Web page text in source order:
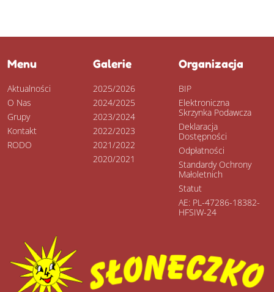
Menu
Aktualności
O Nas
Grupy
Kontakt
RODO
Galerie
2025/2026
2024/2025
2023/2024
2022/2023
2021/2022
2020/2021
Organizacja
BIP
Elektroniczna
Skrzynka Podawcza
Deklaracja
Dostępności
Odpłatności
Standardy Ochrony
Małoletnich
Statut
AE: PL-47286-18382-
HFSIW-24